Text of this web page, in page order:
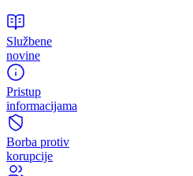
sačinjavanje apelacija,
pravnu pomoć u postupcima mirnog
Službene
novine
Pristup
informacijama